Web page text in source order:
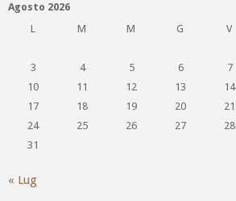
Agosto 2026
L
M M G V
3
4 5 6 7
10
11 12 13 14
17
18 19 20 21
24
25 26 27 28
31
« Lug